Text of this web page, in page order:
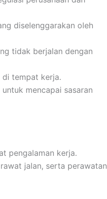
diselenggarakan oleh
tidak berjalan dengan
di tempat kerja.
mencapai sasaran
pengalaman kerja.
jalan, serta perawatan